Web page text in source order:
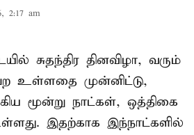
2:17 am
சுதந்திர தினவிழா, வரும்
உள்ளதை முன்னிட்டு,
மூன்று நாட்கள், ஒத்திகை
இதற்காக இந்நாட்களில்